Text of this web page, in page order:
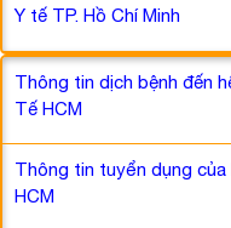
Y tế TP. Hồ Chí Minh
Thông tin dịch bệnh đến
Tế HCM
Thông tin tuyển dụng của
HCM